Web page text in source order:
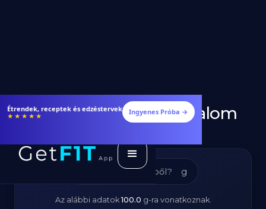
Étrendek, receptek és edzéstervek
★★★★★ Ingyenes Próba →
Virsli - Kalóriatartalom
g
Az alábbi adatok100.0 g-ra vonatkoznak.